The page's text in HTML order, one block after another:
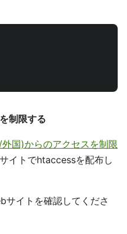
制限する
国)からのアクセスを制限
イトでhtaccessを配布し
サイトを確認してくださ